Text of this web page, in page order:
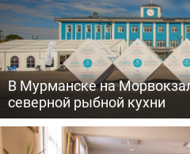
В Мурманске на
северной рыбной кухни